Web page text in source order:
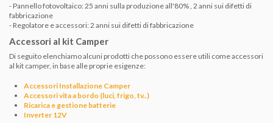
- Pannello fotovoltaico: 25 anni sulla produzione all'80% , 2 anni sui difetti di
fabbricazione
- Regolatore e accessori:2 anni sui difetti di fabbricazione
Accessori al kit Camper
Di seguito elenchiamo alcuni prodotti che possono essere utili come accessori
al kit camper, in base alle proprie esigenze:
Accessori Installazione Camper
Accessori vita a bordo (luci, frigo, tv..)
Ricarica e gestione batterie
Inverter 12V